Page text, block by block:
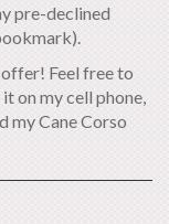
pre-declined
Feel free to
on my cell phone,
my Cane Corso